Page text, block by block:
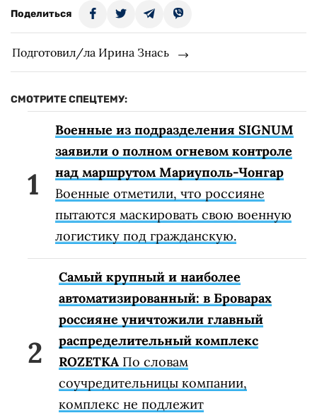
Поделиться
Подготовил/ла Ирина Знась
СМОТРИТЕ СПЕЦТЕМУ:
Военные из подразделения SIGNUM
заявили о полном огневом контроле
над маршрутом Мариуполь-Чонгар
Военные отметили, что россияне
пытаются маскировать свою военную
логистику под гражданскую.
Самый крупный и наиболее
автоматизированный: в Броварах
россияне уничтожили главный
распределительный комплекс
ROZETKA По словам
соучредительницы компании,
комплекс не подлежит